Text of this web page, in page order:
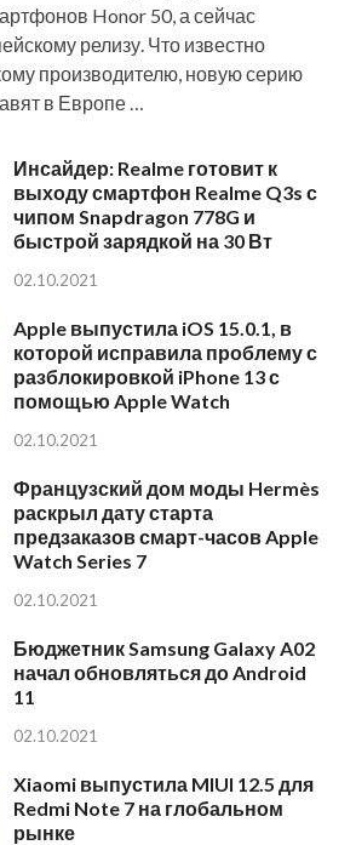
Honor 50, а сейчас
релизу. Что известно
производителю, новую серию
в Европе …
Инсайдер: Realme готовит к
выходу смартфон Realme Q3s с
чипом Snapdragon 778G и
быстрой зарядкой на 30 Вт
02.10.2021
Apple выпустила iOS 15.0.1, в
которой исправила проблему с
разблокировкой iPhone 13 с
помощью Apple Watch
02.10.2021
Французский дом моды Hermès
раскрыл дату старта
предзаказов смарт-часов Apple
Watch Series 7
02.10.2021
Бюджетник Samsung Galaxy A02
начал обновляться до Android
11
02.10.2021
Xiaomi выпустила MIUI 12.5 для
Redmi Note 7 на глобальном
рынке